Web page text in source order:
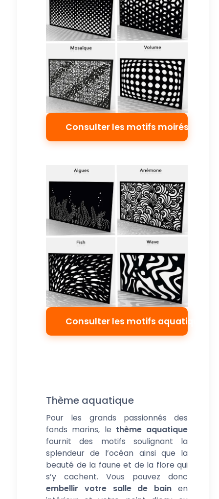
Consulter les motifs moirés
Consulter les motifs aquatiques
Thème aquatique
Pour les grands passionnés des
fonds marins, le thème aquatique
fournit des motifs soulignant la
splendeur de l’océan ainsi que la
beauté de la faune et de la flore qui
s’y cachent. Vous pouvez donc
embellir votre salle de bain en